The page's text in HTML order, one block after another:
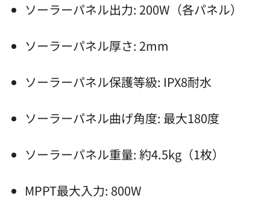
ソーラーパネル出力: 200W（各パネル）
ソーラーパネル厚さ: 2mm
ソーラーパネル保護等級: IPX8耐水
ソーラーパネル曲げ角度: 最大180度
ソーラーパネル重量: 約4.5kg（1枚）
MPPT最大入力: 800W